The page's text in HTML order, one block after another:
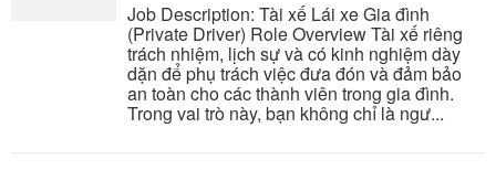
Job Description: Tài xế Lái xe Gia đình
(Private Driver) Role Overview Tài xế riêng
trách nhiệm, lịch sự và có kinh nghiệm dày
dặn để phụ trách việc đưa đón và đảm bảo
an toàn cho các thành viên trong gia đình.
Trong vai trò này, bạn không chỉ là ngư...